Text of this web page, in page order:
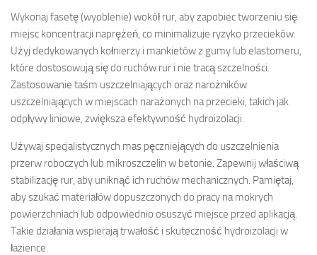
Wykonaj fasetę (wyoblenie) wokół rur, aby zapobiec tworzeniu się
miejsc koncentracji naprężeń, co minimalizuje ryzyko przecieków.
Użyj dedykowanych kołnierzy i mankietów z gumy lub elastomeru,
które dostosowują się do ruchów rur i nie tracą szczelności.
Zastosowanie taśm uszczelniających oraz narożników
uszczelniających w miejscach narażonych na przecieki, takich jak
odpływy liniowe, zwiększa efektywność hydroizolacji.
Używaj specjalistycznych mas pęczniejących do uszczelnienia
przerw roboczych lub mikroszczelin w betonie. Zapewnij właściwą
stabilizację rur, aby uniknąć ich ruchów mechanicznych. Pamiętaj,
aby szukać materiałów dopuszczonych do pracy na mokrych
powierzchniach lub odpowiednio osuszyć miejsce przed aplikacją.
Takie działania wspierają trwałość i skuteczność hydroizolacji w
łazience.